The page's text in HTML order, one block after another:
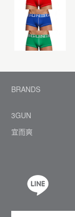
BRANDS
3GUN
宜而爽